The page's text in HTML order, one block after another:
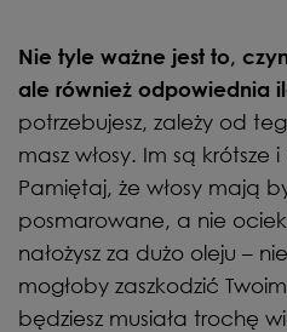
Nie tyle ważne jest to,
ale również odpowiednia
potrzebujesz, zależy od
masz włosy. Im są krótsze
Pamiętaj, że włosy mają
posmarowane, a nie
nałożysz za dużo oleju –
mogłoby zaszkodzić
będziesz musiała trochę